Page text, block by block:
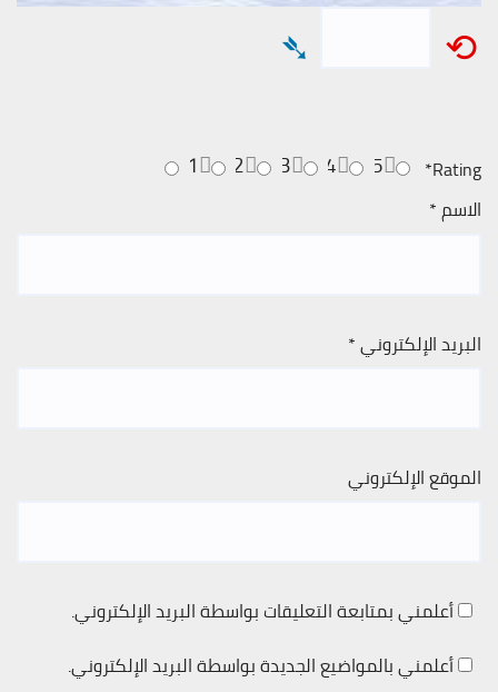
⟲
➴
Rating
*
5
4
3
2
1
الاسم*
البريد الإلكتروني*
الموقع الإلكتروني
أعلمني بمتابعة التعليقات بواسطة البريد الإلكتروني.
أعلمني بالمواضيع الجديدة بواسطة البريد الإلكتروني.